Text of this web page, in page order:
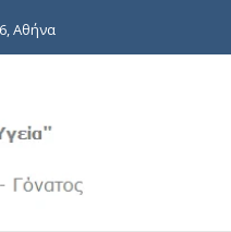
Αθήνα